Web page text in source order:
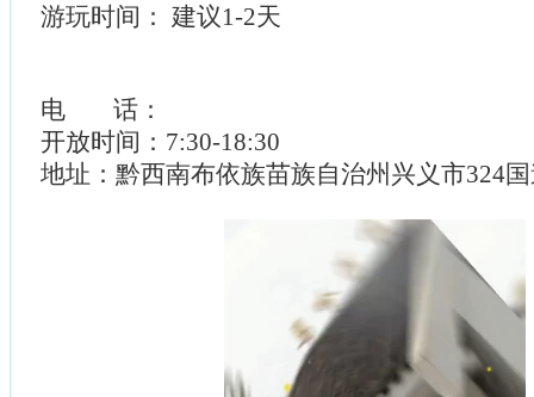
游玩时间： 建议1-2天
电 话：
开放时间：7:30-18:30
地址：黔西南布依族苗族自治州兴义市324